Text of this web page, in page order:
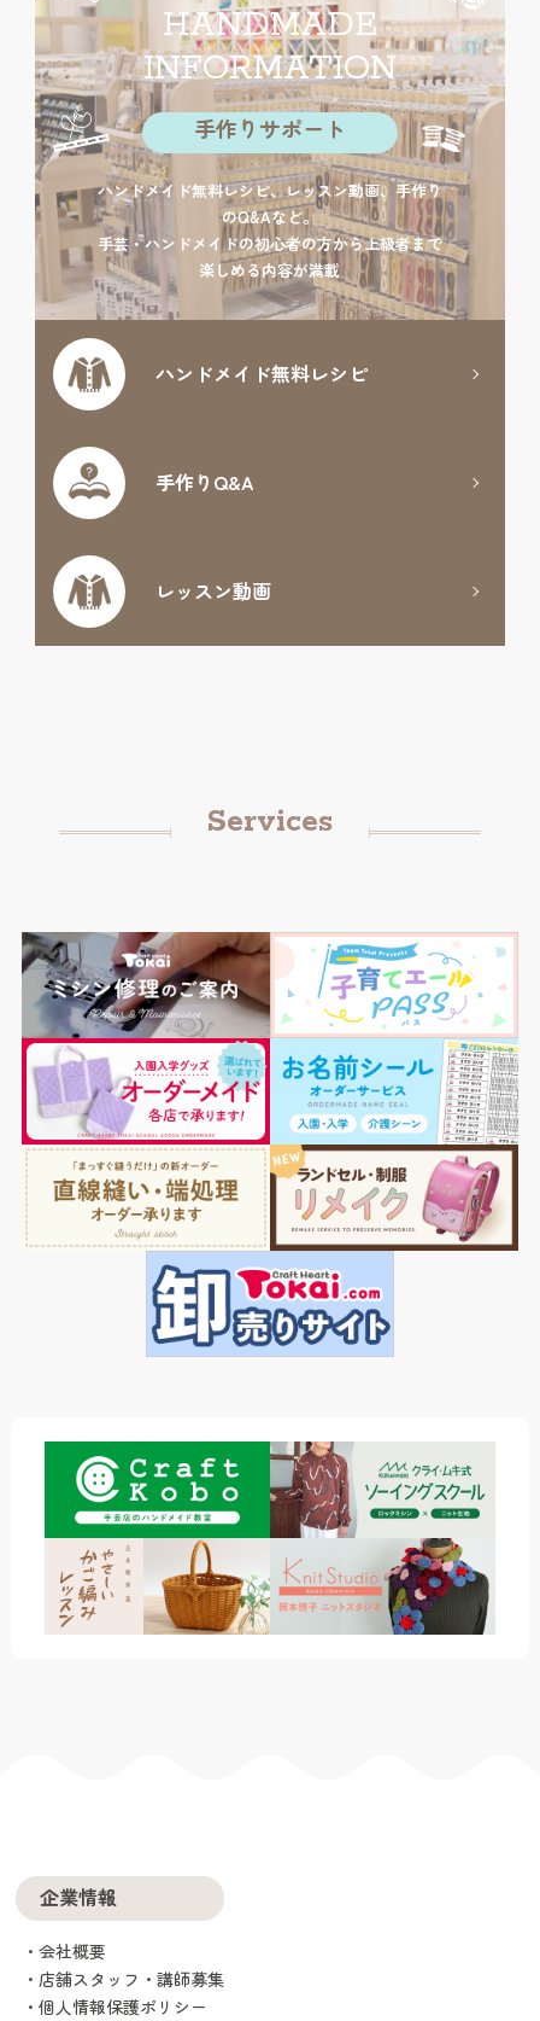
HANDMADE
INFORMATION
手作りサポート
ハンドメイド無料レシピ、レッスン動画、手作り
のQ&Aなど。
手芸・ハンドメイドの初心者の方から上級者まで
楽しめる内容が満載
ハンドメイド無料レシピ
手作りQ&A
レッスン動画
Services
企業情報
会社概要
店舗スタッフ・講師募集
個人情報保護ポリシー